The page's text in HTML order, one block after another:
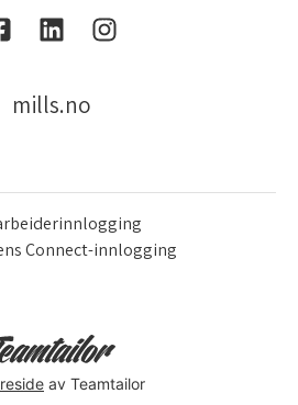
mills.no
Connect-innlogging
av Teamtailor